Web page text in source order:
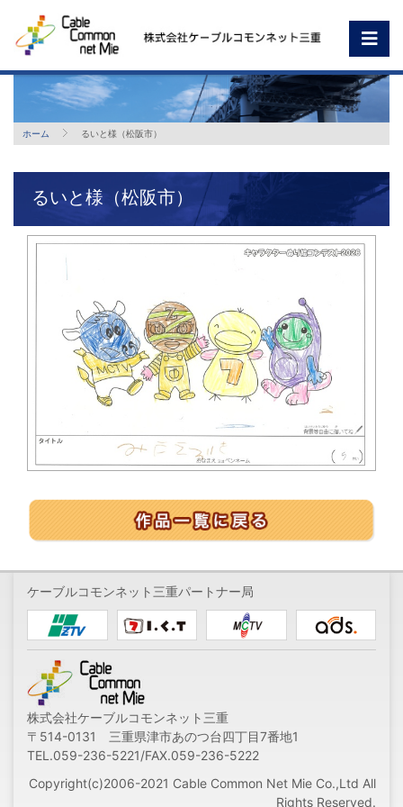
ホーム るいと様（松阪市）
るいと様（松阪市）
ケーブルコモンネット三重パートナー局
株式会社ケーブルコモンネット三重
〒514-0131 三重県津市あのつ台四丁目7番地1
TEL.059-236-5221/FAX.059-236-5222
Copyright(c)2006-2021 Cable Common Net Mie Co.,Ltd All
Rights Reserved.